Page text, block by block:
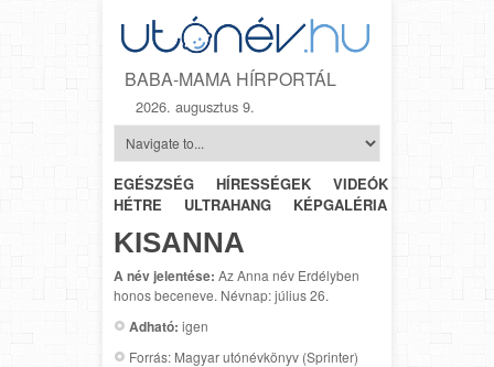
BABA-MAMA HÍRPORTÁL
2026. augusztus 9.
EGÉSZSÉG HÍRESSÉGEK VIDEÓK
HÉTRŐL-
HÉTRE
ULTRAHANG KÉPGALÉRIA
KISANNA
A név jelentése: Az Anna név Erdélyben
honos beceneve. Névnap: július 26.
Adható: igen
Forrás: Magyar utónévkönyv (Sprinter)